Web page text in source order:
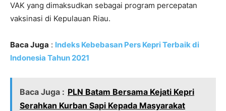
VAK yang dimaksudkan sebagai program percepatan
vaksinasi di Kepulauan Riau.
Baca Juga : Indeks Kebebasan Pers Kepri Terbaik di
Indonesia Tahun 2021
Baca Juga : PLN Batam Bersama Kejati Kepri
Serahkan Kurban Sapi Kepada Masyarakat